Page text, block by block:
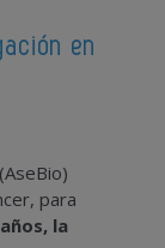
en
para
la